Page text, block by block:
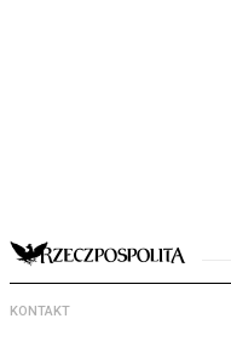
KONTAKT